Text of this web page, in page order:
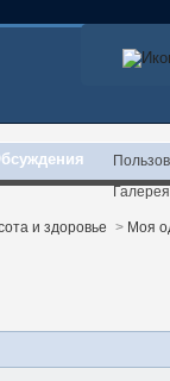
Галерея
и здоровье > Моя